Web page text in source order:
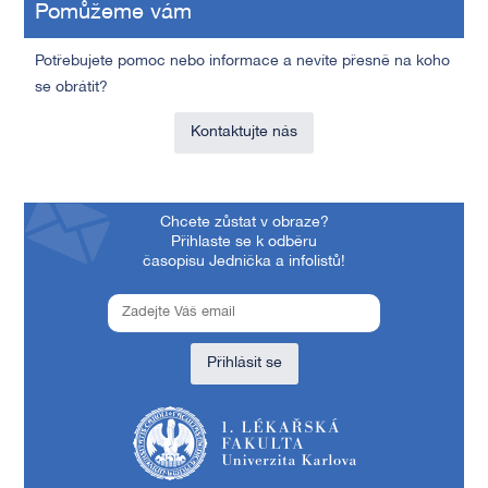
Pomůžeme vám
Potřebujete pomoc nebo informace a nevíte přesně na koho
se obrátit?
Kontaktujte nás
Chcete zůstat v obraze?
Přihlaste se k odběru
časopisu Jednička a infolistů!
Přihlásit se